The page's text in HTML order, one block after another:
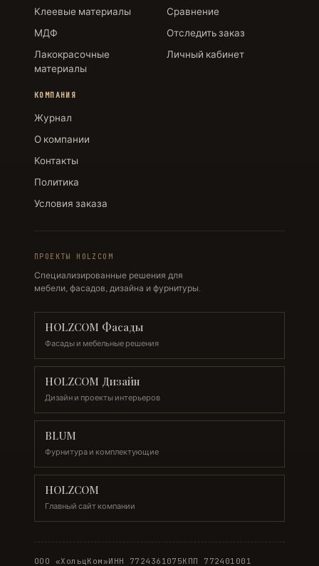
Клеевые материалы
МДФ
Лакокрасочные
материалы
Сравнение
Отследить заказ
Личный кабинет
КОМПАНИЯ
Журнал
О компании
Контакты
Политика
Условия заказа
ПРОЕКТЫ HOLZCOM
Специализированные решения для
мебели, фасадов, дизайна и фурнитуры.
HOLZCOM Фасады
Фасады и мебельные решения
HOLZCOM Дизайн
Дизайн и проекты интерьеров
BLUM
Фурнитура и комплектующие
HOLZCOM
Главный сайт компании
ООО «ХольцКом»ИНН 7724361075КПП 772401001